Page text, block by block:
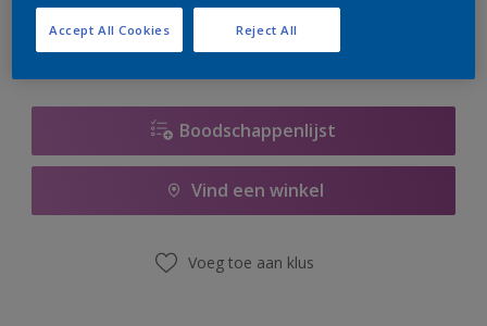
Boodschappenlijst
Vind een winkel
Voeg toe aan klus
Reject All
Accept All Cookies